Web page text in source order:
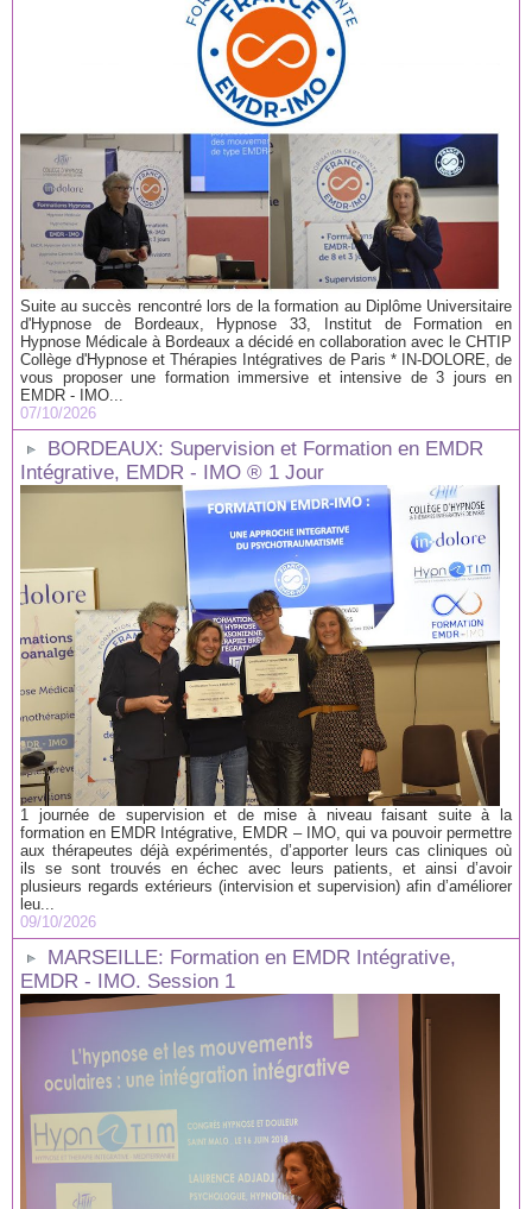
Suite au succès rencontré lors de la formation au Diplôme Universitaire
d'Hypnose de Bordeaux, Hypnose 33, Institut de Formation en
Hypnose Médicale à Bordeaux a décidé en collaboration avec le CHTIP
Collège d'Hypnose et Thérapies Intégratives de Paris * IN-DOLORE, de
vous proposer une formation immersive et intensive de 3 jours en
EMDR - IMO...
07/10/2026
BORDEAUX: Supervision et Formation en EMDR
Intégrative, EMDR - IMO ® 1 Jour
1 journée de supervision et de mise à niveau faisant suite à la
formation en EMDR Intégrative, EMDR – IMO, qui va pouvoir permettre
aux thérapeutes déjà expérimentés, d’apporter leurs cas cliniques où
ils se sont trouvés en échec avec leurs patients, et ainsi d’avoir
plusieurs regards extérieurs (intervision et supervision) afin d’améliorer
leu...
09/10/2026
MARSEILLE: Formation en EMDR Intégrative,
EMDR - IMO. Session 1